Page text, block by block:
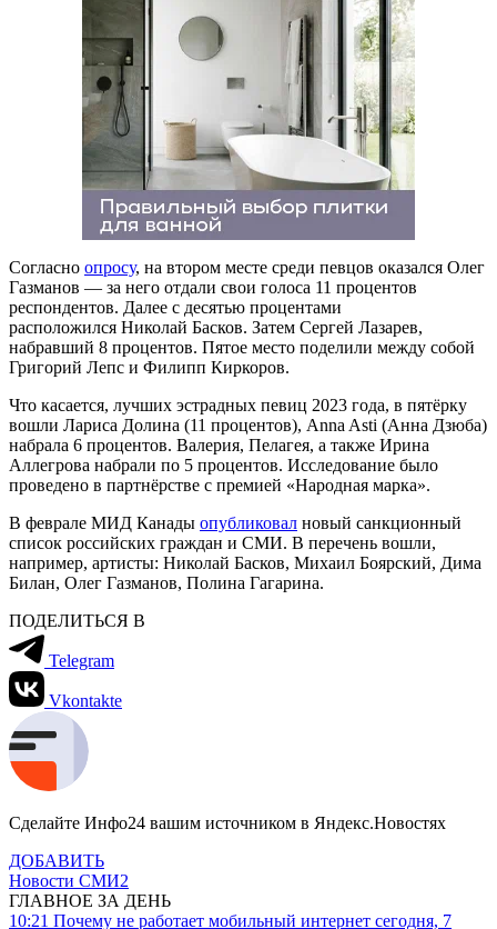
Согласно опросу, на втором месте среди певцов оказался Олег
Газманов — за него отдали свои голоса 11 процентов
респондентов. Далее с десятью процентами
расположился Николай Басков. Затем Сергей Лазарев,
набравший 8 процентов. Пятое место поделили между собой
Григорий Лепс и Филипп Киркоров.
Что касается, лучших эстрадных певиц 2023 года, в пятёрку
вошли Лариса Долина (11 процентов), Anna Asti (Анна Дзюба)
набрала 6 процентов. Валерия, Пелагея, а также Ирина
Аллегрова набрали по 5 процентов. Исследование было
проведено в партнёрстве с премией «Народная марка».
В феврале МИД Канады опубликовал новый санкционный
список российских граждан и СМИ. В перечень вошли,
например, артисты: Николай Басков, Михаил Боярский, Дима
Билан, Олег Газманов, Полина Гагарина.
ПОДЕЛИТЬСЯ В
Telegram
Vkontakte
Сделайте Инфо24 вашим источником в Яндекс.Новостях
ДОБАВИТЬ
Новости СМИ2
ГЛАВНОЕ ЗА ДЕНЬ
10:21 Почему не работает мобильный интернет сегодня, 7